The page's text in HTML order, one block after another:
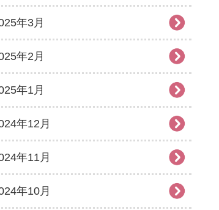
年3月
年2月
年1月
年12月
年11月
年10月